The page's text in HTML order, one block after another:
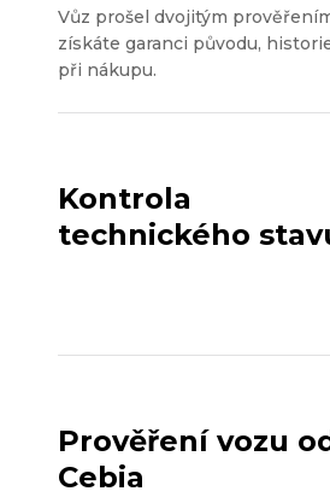
Vůz prošel dvojitým
získáte garanci původu,
při nákupu.
Kontrola
technického
Prověření vozu
Cebia